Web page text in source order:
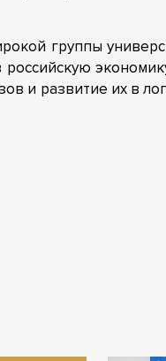
группы
и развитие их в